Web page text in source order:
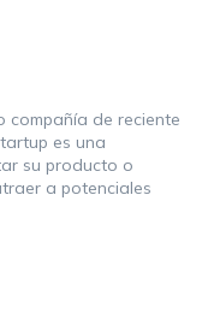
compañía de reciente
es una
su producto o
a potenciales